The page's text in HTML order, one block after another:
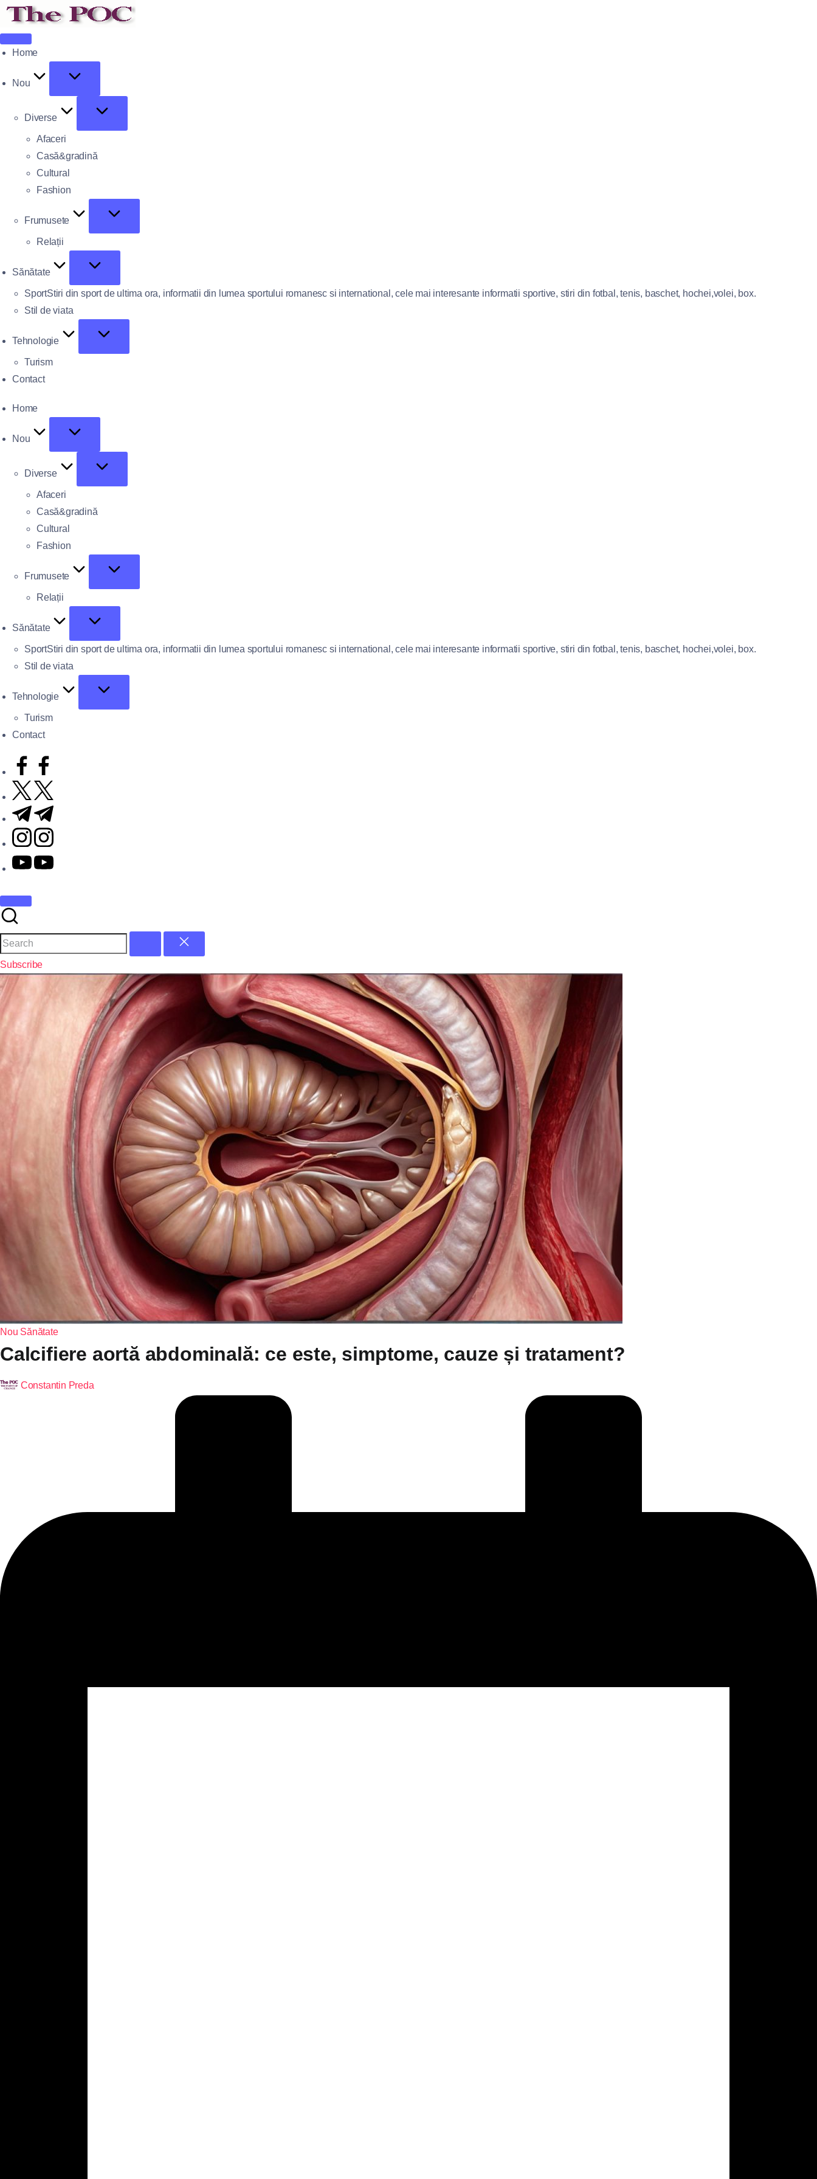
Home
Nou
Diverse
Afaceri
Casă&gradină
Cultural
Fashion
Frumusete
Relații
Sănătate
SportStiri din sport de ultima ora, informatii din lumea sportului romanesc si international, cele mai interesante informatii sportive, stiri din fotbal, tenis, baschet, hochei,volei, box.
Stil de viata
Tehnologie
Turism
Contact
Home
Nou
Diverse
Afaceri
Casă&gradină
Cultural
Fashion
Frumusete
Relații
Sănătate
SportStiri din sport de ultima ora, informatii din lumea sportului romanesc si international, cele mai interesante informatii sportive, stiri din fotbal, tenis, baschet, hochei,volei, box.
Stil de viata
Tehnologie
Turism
Contact
Subscribe
Nou Sănătate
Calcifiere aortă abdominală: ce este, simptome, cauze și tratament?
Constantin Preda